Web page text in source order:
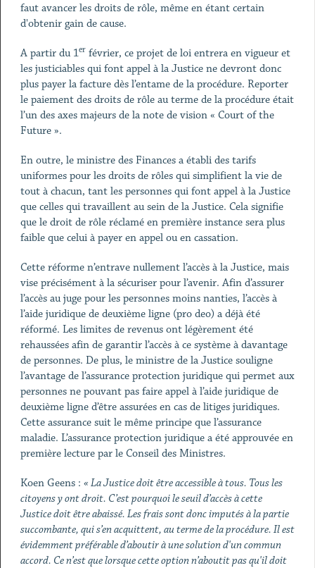
faut avancer les droits de rôle, même en étant certain
d'obtenir gain de cause.
A partir du 1erfévrier, ce projet de loi entrera en vigueur et
les justiciables qui font appel à la Justice ne devront donc
plus payer la facture dès l’entame de la procédure. Reporter
le paiement des droits de rôle au terme de la procédure était
l’un des axes majeurs de la note de vision « Court of the
Future ».
En outre, le ministre des Finances a établi des tarifs
uniformes pour les droits de rôles qui simplifient la vie de
tout à chacun, tant les personnes qui font appel à la Justice
que celles qui travaillent au sein de la Justice. Cela signifie
que le droit de rôle réclamé en première instance sera plus
faible que celui à payer en appel ou en cassation.
Cette réforme n’entrave nullement l’accès à la Justice, mais
vise précisément à la sécuriser pour l’avenir. Afin d’assurer
l’accès au juge pour les personnes moins nanties, l’accès à
l’aide juridique de deuxième ligne (pro deo) a déjà été
réformé. Les limites de revenus ont légèrement été
rehaussées afin de garantir l’accès à ce système à davantage
de personnes. De plus, le ministre de la Justice souligne
l’avantage de l’assurance protection juridique qui permet aux
personnes ne pouvant pas faire appel à l’aide juridique de
deuxième ligne d’être assurées en cas de litiges juridiques.
Cette assurance suit le même principe que l’assurance
maladie. L’assurance protection juridique a été approuvée en
première lecture par le Conseil des Ministres.
Koen Geens : « La Justice doit être accessible à tous. Tous les
citoyens y ont droit. C’est pourquoi le seuil d’accès à cette
Justice doit être abaissé. Les frais sont donc imputés à la partie
succombante, qui s’en acquittent, au terme de la procédure. Il est
évidemment préférable d’aboutir à une solution d'un commun
accord. Ce n’est que lorsque cette option n’aboutit pas qu'il doit